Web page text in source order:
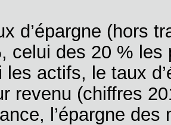
d’épargne (hors
celui des 20 % les
les actifs, le taux
revenu (chiffres
l’épargne